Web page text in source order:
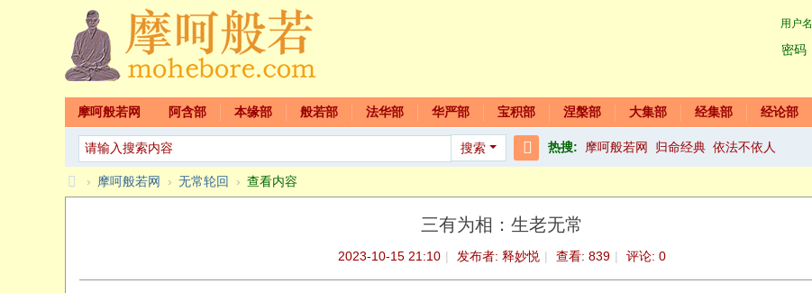
用户名
密码
摩呵般若网 阿含部 本缘部 般若部 法华部 华严部 宝积部 涅槃部 大集部 经集部 经论部
搜索
索
热搜: 摩呵般若网 归命经典 依法不依人
› 摩呵般若网 › 无常轮回 › 查看内容
三有为相：生老无常
2023-10-15 21:10 | 发布者: 释妙悦 | 查看: 839 | 评论: 0